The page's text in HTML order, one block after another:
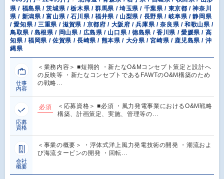
県 / 福島県 / 茨城県 / 栃木県 / 群馬県 / 埼玉県 / 千葉県 / 東京都 / 神奈川
県 / 新潟県 / 富山県 / 石川県 / 福井県 / 山梨県 / 長野県 / 岐阜県 / 静岡県
/ 愛知県 / 三重県 / 滋賀県 / 京都府 / 大阪府 / 兵庫県 / 奈良県 / 和歌山県 /
鳥取県 / 島根県 / 岡山県 / 広島県 / 山口県 / 徳島県 / 香川県 / 愛媛県 / 高
知県 / 福岡県 / 佐賀県 / 長崎県 / 熊本県 / 大分県 / 宮崎県 / 鹿児島県 / 沖
縄県
仕事
内容
＜業務内容＞ ■短期的 ・新たなO&Mコンセプト策定と設計へ
の反映等 ・新たなコンセプトであるFAWTのO&M構築のため
の戦略…
応募
資格
必須
＜応募資格＞ ■必須 ・風力発電事業におけるO&M戦略
構築、計画策定、実施、管理等の…
会社
概要
＜事業の概要＞ ・浮体式洋上風力発電技術の開発 ・潮流およ
び海流タービンの開発 ・回転…